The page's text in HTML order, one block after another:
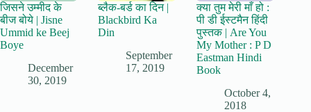
जिसने उम्मीद के
बीज बोये | Jisne
Ummid ke Beej
Boye
December
30, 2019
ब्लैक-बर्ड का दिन |
Blackbird Ka
Din
September
17, 2019
क्या तुम मेरी माँ हो :
पी डी ईस्टमैन हिंदी
पुस्तक | Are You
My Mother : P D
Eastman Hindi
Book
October 4,
2018